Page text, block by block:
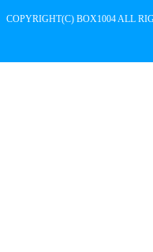
COPYRIGHT(C) BOX1004 ALL